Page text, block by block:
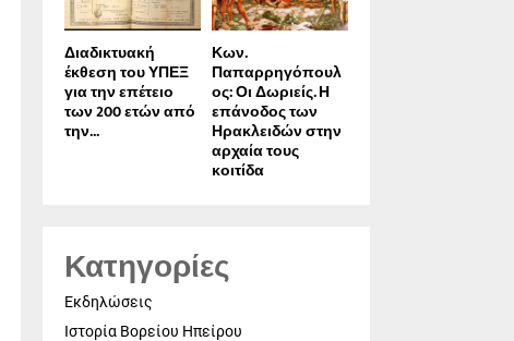
Διαδικτυακή
έκθεση του ΥΠΕΞ
για την επέτειο
των 200 ετών από
την...
Κων.
Παπαρρηγόπουλ
ος: Οι Δωριείς. Η
επάνοδος των
Ηρακλειδών στην
αρχαία τους
κοιτίδα
Κατηγορίες
Εκδηλώσεις
Ιστορία Βορείου Ηπείρου